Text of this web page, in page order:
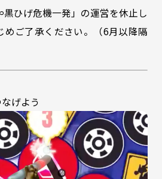
ひげ危機一発」の運営を休止し
めご了承ください。（6月以降隔
げよう